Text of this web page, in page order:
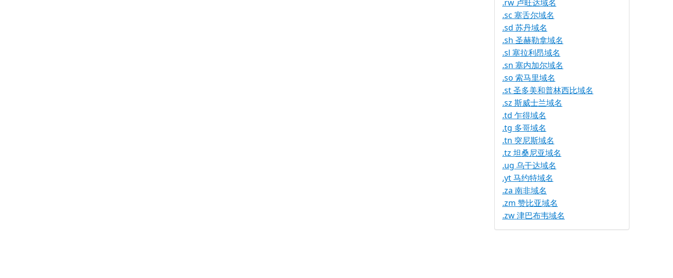
.rw 卢旺达域名
.sc 塞舌尔域名
.sd 苏丹域名
.sh 圣赫勒拿域名
.sl 塞拉利昂域名
.sn 塞内加尔域名
.so 索马里域名
.st 圣多美和普林西比域名
.sz 斯威士兰域名
.td 乍得域名
.tg 多哥域名
.tn 突尼斯域名
.tz 坦桑尼亚域名
.ug 乌干达域名
.yt 马约特域名
.za 南非域名
.zm 赞比亚域名
.zw 津巴布韦域名